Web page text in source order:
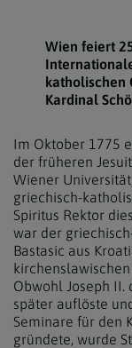
Wien feiert
katholischen
Kardinal
Im Oktober 1775
der früheren
Wiener
griechisch-
Spiritus Rektor
war der
Bastasic aus
Obwohl Joseph II.
später auflöste
Seminare für den
gründete, wurde